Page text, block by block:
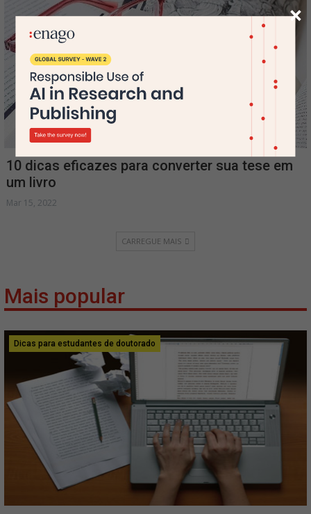
10 dicas eficazes para converter sua tese em
um livro
Mar 15, 2022
CARREGUE MAIS
Mais popular
Dicas para estudantes de doutorado
×